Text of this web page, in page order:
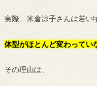
実際、米倉涼子さんは若い
体型がほとんど変わってい
その理由は、